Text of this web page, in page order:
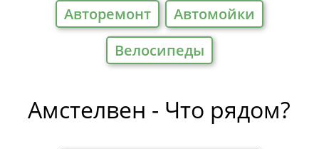
Авторемонт
Автомойки
Велосипеды
Амстелвен - Что рядом?